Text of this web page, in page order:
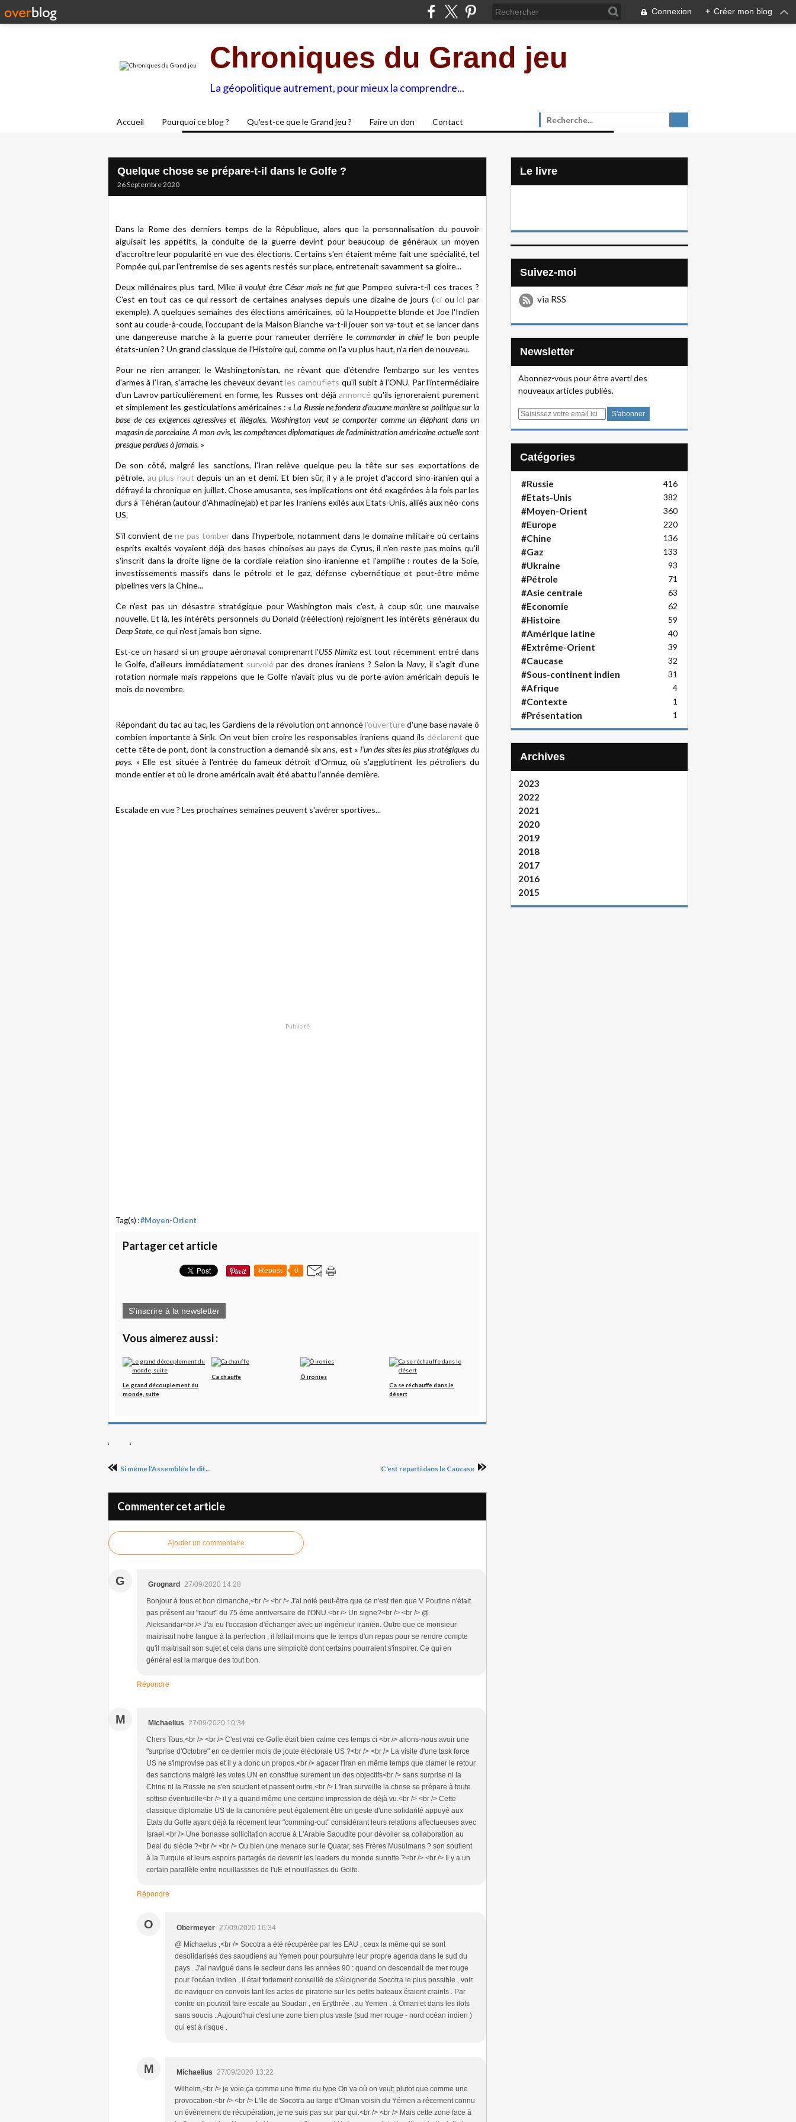
Connexion + Créer mon blog
Chroniques du Grand jeu
La géopolitique autrement, pour mieux la comprendre...
Accueil Pourquoi ce blog ? Qu'est-ce que le Grand jeu ? Faire un don Contact
Quelque chose se prépare-t-il dans le Golfe ?
26 Septembre 2020
Dans la Rome des derniers temps de la République, alors que la personnalisation du pouvoir
aiguisait les appétits, la conduite de la guerre devint pour beaucoup de généraux un moyen
d'accroître leur popularité en vue des élections. Certains s'en étaient même fait une spécialité, tel
Pompée qui, par l'entremise de ses agents restés sur place, entretenait savamment sa gloire...
Deux millénaires plus tard, Mike il voulut être César mais ne fut quePompeo suivra-t-il ces traces ?
C'est en tout cas ce qui ressort de certaines analyses depuis une dizaine de jours (iciouici par
exemple). A quelques semaines des élections américaines, où la Houppette blonde et Joe l'Indien
sont au coude-à-coude, l'occupant de la Maison Blanche va-t-il jouer son va-tout et se lancer dans
une dangereuse marche à la guerre pour rameuter derrière le commander in chiefle bon peuple
états-unien ? Un grand classique de l'Histoire qui, comme on l'a vu plus haut, n'a rien de nouveau.
Pour ne rien arranger, le Washingtonistan, ne rêvant que d'étendre l'embargo sur les ventes
d'armes à l'Iran, s'arrache les cheveux devant les camouflets qu'il subit à l'ONU. Par l'intermédiaire
d'un Lavrov particulièrement en forme, les Russes ont déjà annoncé qu'ils ignoreraient purement
et simplement les gesticulations américaines : «La Russie ne fondera d’aucune manière sa politique sur la
base de ces exigences agressives et illégales. Washington veut se comporter comme un éléphant dans un
magasin de porcelaine. A mon avis, les compétences diplomatiques de l’administration américaine actuelle sont
presque perdues à jamais. »
De son côté, malgré les sanctions, l'Iran relève quelque peu la tête sur ses exportations de
pétrole, au plus haut depuis un an et demi. Et bien sûr, il y a le projet d'accord sino-iranien qui a
défrayé la chronique en juillet. Chose amusante, ses implications ont été exagérées à la fois par les
durs à Téhéran (autour d'Ahmadinejab) et par les Iraniens exilés aux Etats-Unis, alliés aux néo-cons
US.
S'il convient dene pas tomber dans l'hyperbole, notamment dans le domaine militaire où certains
esprits exaltés voyaient déjà des bases chinoises au pays de Cyrus, il n'en reste pas moins qu'il
s'inscrit dans la droite ligne de la cordiale relation sino-iranienne et l'amplifie : routes de la Soie,
investissements massifs dans le pétrole et le gaz, défense cybernétique et peut-être même
pipelines vers la Chine...
Ce n'est pas un désastre stratégique pour Washington mais c'est, à coup sûr, une mauvaise
nouvelle. Et là, les intérêts personnels du Donald (réélection) rejoignent les intérêts généraux du
Deep State, ce qui n'est jamais bon signe.
Est-ce un hasard si un groupe aéronaval comprenant l'USS Nimitz est tout récemment entré dans
le Golfe, d'ailleurs immédiatement survolé par des drones iraniens ? Selon laNavy, il s'agit d'une
rotation normale mais rappelons que le Golfe n'avait plus vu de porte-avion américain depuis le
mois de novembre.
Répondant du tac au tac, les Gardiens de la révolution ont annoncél'ouverture d'une base navale ô
combien importante à Sirik. On veut bien croire les responsables iraniens quand ils déclarent que
cette tête de pont, dont la construction a demandé six ans, est « l'un des sites les plus stratégiques du
pays. » Elle est située à l'entrée du fameux détroit d'Ormuz, où s'agglutinent les pétroliers du
monde entier et où le drone américain avait été abattu l'année dernière.
Escalade en vue ? Les prochaines semaines peuvent s'avérer sportives...
Publicité
Tag(s) :#Moyen-Orient
Partager cet article
Repost 0
S'inscrire à la newsletter
Vous aimerez aussi :
Le grand découplement du
monde, suite
Ca chauffe
Ô ironies
Ca se réchauffe dans le
désert
Si même l'Assemblée le dit... C'est reparti dans le Caucase
Commenter cet article
Ajouter un commentaire
G Grognard
27/09/2020 14:28
Bonjour à tous et bon dimanche,<br /> <br /> J'ai noté peut-être que ce n'est rien que V Poutine n'était
pas présent au "raout" du 75 éme anniversaire de l'ONU.<br /> Un signe?<br /> <br /> @
Aleksandar<br /> J'ai eu l'occasion d'échanger avec un ingénieur iranien. Outre que ce monsieur
maitrisait notre langue à la perfection ; il fallait moins que le temps d'un repas pour se rendre compte
qu'il maitrisait son sujet et cela dans une simplicité dont certains pourraient s'inspirer. Ce qui en
général est la marque des tout bon.
Répondre
M Michaelius 27/09/2020 10:34
Chers Tous,<br /> <br /> C'est vrai ce Golfe était bien calme ces temps ci <br /> allons-nous avoir une
"surprise d'Octobre" en ce dernier mois de joute éléctorale US ?<br /> <br /> La visite d'une task force
US ne s'improvise pas et il y a donc un propos.<br /> agacer l'iran en même temps que clamer le retour
des sanctions malgrè les votes UN en constitue surement un des objectifs<br /> sans surprise ni la
Chine ni la Russie ne s'en soucient et passent outre.<br /> L'Iran surveille la chose se prépare à toute
sottise éventuelle<br /> il y a quand même une certaine impression de déjà vu.<br /> <br /> Cette
classique diplomatie US de la canonière peut également être un geste d'une solidarité appuyé aux
Etats du Golfe ayant déjà fa récement leur "comming-out" considérant leurs relations affectueuses avec
Israel.<br /> Une bonasse sollicitation accrue à L'Arabie Saoudite pour dévoiler sa collaboration au
Deal du siècle ?<br /> <br /> Ou bien une menace sur le Quatar, ses Frères Musulmans ? son soutient
à la Turquie et leurs espoirs partagés de devenir les leaders du monde sunnite ?<br /> <br /> Il y a un
certain parallèle entre nouillassses de l'uE et nouillasses du Golfe.
Répondre
O Obermeyer 27/09/2020 16:34
@ Michaelus ,<br /> Socotra a été récupérée par les EAU , ceux la même qui se sont
désolidarisés des saoudiens au Yemen pour poursuivre leur propre agenda dans le sud du
pays . J'ai navigué dans le secteur dans les années 90 : quand on descendait de mer rouge
pour l'océan indien , il était fortement conseillé de s'éloigner de Socotra le plus possible , voir
de naviguer en convois tant les actes de piraterie sur les petits bateaux étaient craints . Par
contre on pouvait faire escale au Soudan , en Erythrée , au Yemen , à Oman et dans les ilots
sans soucis . Aujourd'hui c'est une zone bien plus vaste (sud mer rouge - nord océan indien )
qui est à risque .
M Michaelius 27/09/2020 13:22
Wilhelm,<br /> je voie ça comme une frime du type On va où on veut; plutot que comme une
provocation.<br /> <br /> L'ïle de Socotra au large d'Oman voisin du Yémen a récement connu
un événement de récupération, je ne suis pas sur par qui.<br /> <br /> Mais cette zone face à
Le livre
Suivez-moi
via RSS
Newsletter
Abonnez-vous pour être averti des
nouveaux articles publiés.
E
Catégories
#Russie 416
#Etats-Unis 382
#Moyen-Orient 360
#Europe 220
#Chine 136
#Gaz 133
#Ukraine 93
#Pétrole 71
#Asie centrale 63
#Economie 62
#Histoire 59
#Amérique latine 40
#Extrême-Orient 39
#Caucase 32
#Sous-continent indien 31
#Afrique 4
#Contexte 1
#Présentation 1
Archives
2023
2022
2021
2020
2019
2018
2017
2016
2015